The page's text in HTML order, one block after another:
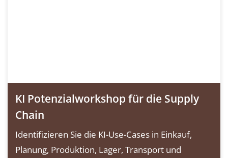
KI Potenzialworkshop für die Supply
Chain
Identifizieren Sie die KI-Use-Cases in Einkauf,
Planung, Produktion, Lager, Transport und